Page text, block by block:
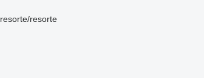
resorte/resorte